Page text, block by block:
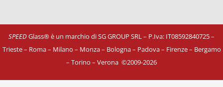
SPEEDGlass® è un marchio di SG GROUP SRL – P.Iva: IT08592840725–
Trieste – Roma – Milano – Monza – Bologna – Padova – Firenze – Bergamo
– Torino – Verona ©2009-2026